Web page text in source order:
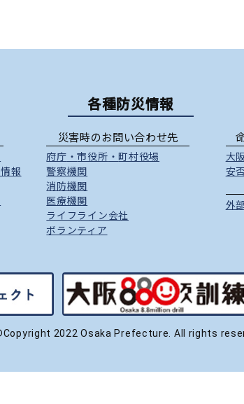
各種防災情報
報
災害時のお問い合わせ先
府庁 ・市役所 ・町村役場
警察機関
消防機関
医療機関
ライフライン会社
ボランティア
大
安
外
2022 Osaka Prefecture. All rights